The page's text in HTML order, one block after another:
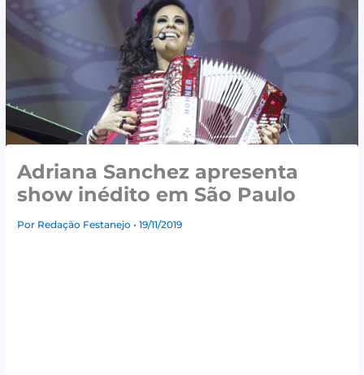
Adriana Sanchez apresenta
show inédito em São Paulo
Por Redação Festanejo• 19/11/2019